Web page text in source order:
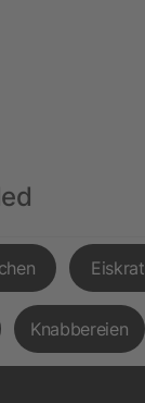
Knabbereien